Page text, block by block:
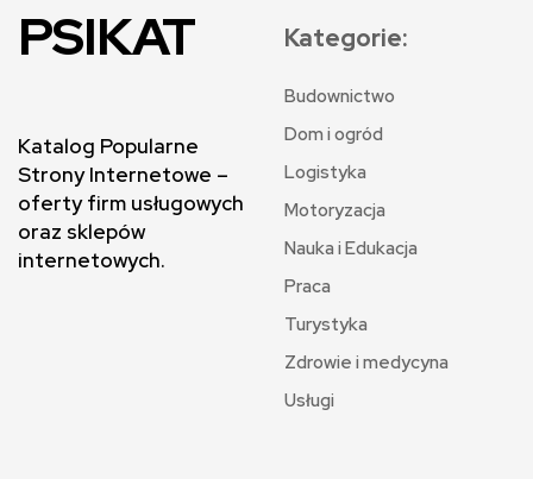
PSIKAT
Katalog Popularne
Strony Internetowe –
oferty firm usługowych
oraz sklepów
internetowych.
Kategorie:
Budownictwo
Dom i ogród
Logistyka
Motoryzacja
Nauka i Edukacja
Praca
Turystyka
Zdrowie i medycyna
Usługi